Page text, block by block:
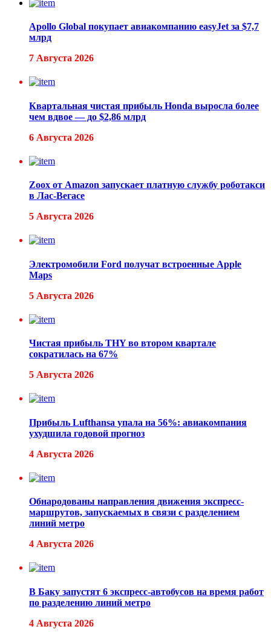
Apollo Global покупает авиакомпанию easyJet за $7,7
млрд
7 Августа 2026
Квартальная чистая прибыль Honda выросла более
чем вдвое — до $2,86 млрд
6 Августа 2026
Zoox от Amazon запускает платную службу роботакси
в Лас-Вегасе
5 Августа 2026
Электромобили Ford получат встроенные Apple
Maps
5 Августа 2026
Чистая прибыль THY во втором квартале
сократилась на 67%
5 Августа 2026
Прибыль Lufthansa упала на 56%: авиакомпания
ухудшила годовой прогноз
4 Августа 2026
Обнародованы направления движения экспресс-
маршрутов, запускаемых в связи с разделением
линий метро
4 Августа 2026
В Баку запустят 6 экспресс-автобусов на время работ
по разделению линий метро
4 Августа 2026